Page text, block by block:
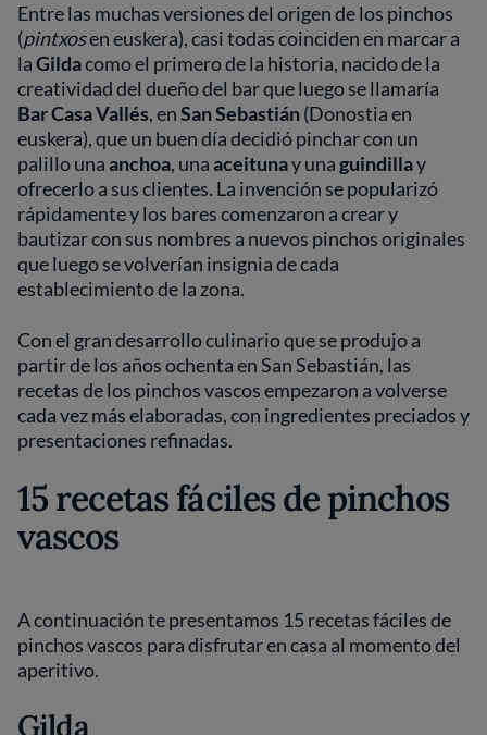
Entre las muchas versiones del origen de los pinchos
(pintxosen euskera), casi todas coinciden en marcar a
laGildacomo el primero de la historia, nacido de la
creatividad del dueño del bar que luego se llamaría
Bar Casa Vallés, enSan Sebastián(Donostia en
euskera), que un buen día decidió pinchar con un
palillo unaanchoa, unaaceitunay unaguindillay
ofrecerlo a sus clientes. La invención se popularizó
rápidamente y los bares comenzaron a crear y
bautizar con sus nombres a nuevos pinchos originales
que luego se volverían insignia de cada
establecimiento de la zona.
Con el gran desarrollo culinario que se produjo a
partir de los años ochenta en San Sebastián, las
recetas de los pinchos vascos empezaron a volverse
cada vez más elaboradas, con ingredientes preciados y
presentaciones refinadas.
15 recetas fáciles de pinchos
vascos
A continuación te presentamos 15 recetas fáciles de
pinchos vascos para disfrutar en casa al momento del
aperitivo.
Gilda